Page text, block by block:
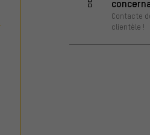
.
Contacte
clientèle !